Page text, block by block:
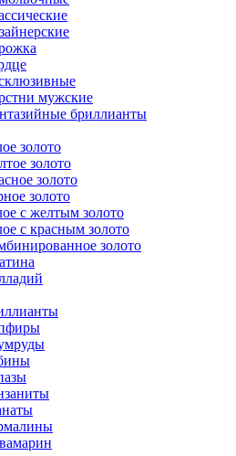
мужские
бриллианты
золото
золото
золото
золото
с желтым золото
с красным золото
золото